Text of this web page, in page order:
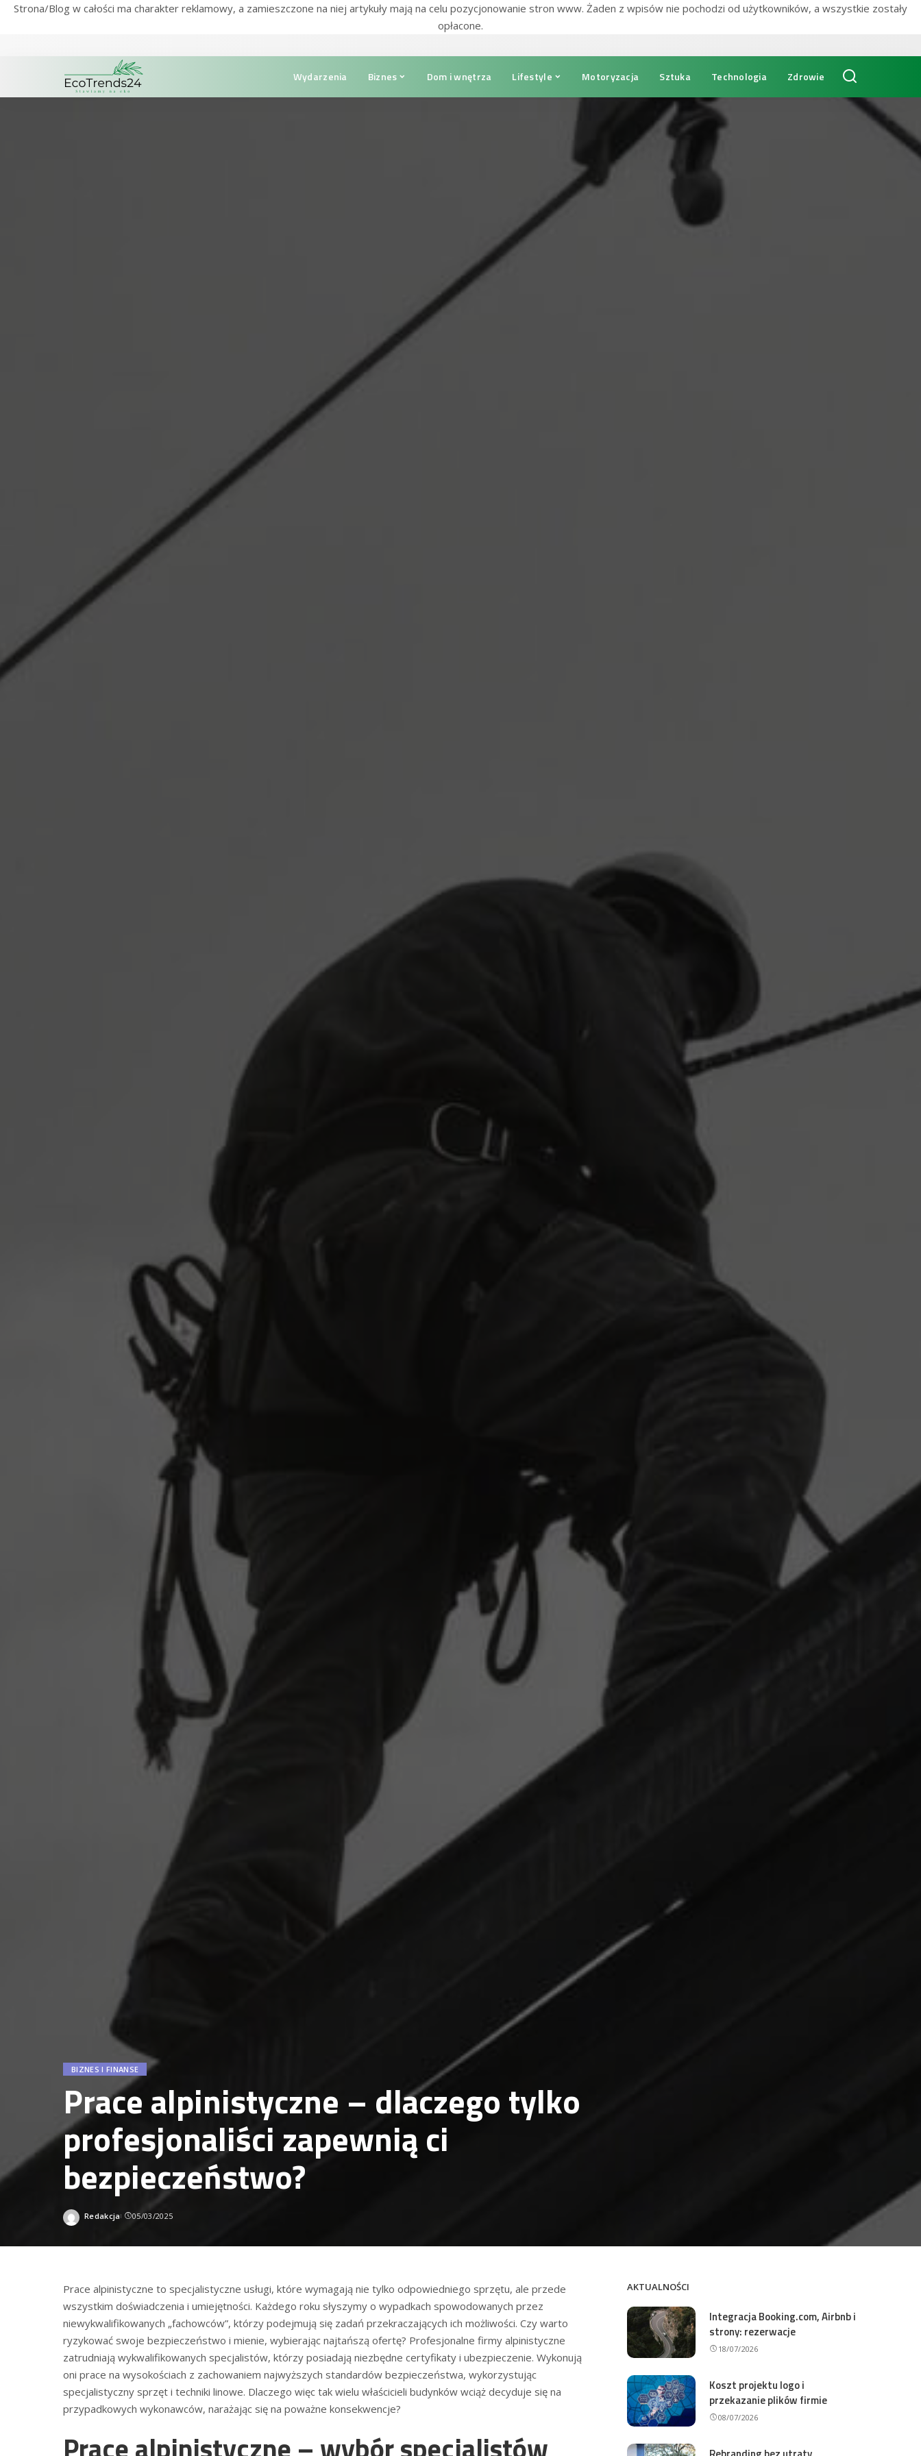
Strona/Blog w całości ma charakter reklamowy, a zamieszczone na niej artykuły mają na celu pozycjonowanie stron www. Żaden z wpisów nie pochodzi od użytkowników, a wszystkie zostały
opłacone.
Wydarzenia Biznes Dom i wnętrza Lifestyle Motoryzacja Sztuka Technologia Zdrowie
BIZNES I FINANSE
Prace alpinistyczne – dlaczego tylko
profesjonaliści zapewnią ci
bezpieczeństwo?
Wysłany
Redakcja 05/03/2025
Prace alpinistyczne to specjalistyczne usługi, które wymagają nie tylko odpowiedniego sprzętu, ale przede
wszystkim doświadczenia i umiejętności. Każdego roku słyszymy o wypadkach spowodowanych przez
niewykwalifikowanych „fachowców”, którzy podejmują się zadań przekraczających ich możliwości. Czy warto
ryzykować swoje bezpieczeństwo i mienie, wybierając najtańszą ofertę? Profesjonalne firmy alpinistyczne
zatrudniają wykwalifikowanych specjalistów, którzy posiadają niezbędne certyfikaty i ubezpieczenie. Wykonują
oni prace na wysokościach z zachowaniem najwyższych standardów bezpieczeństwa, wykorzystując
specjalistyczny sprzęt i techniki linowe. Dlaczego więc tak wielu właścicieli budynków wciąż decyduje się na
przypadkowych wykonawców, narażając się na poważne konsekwencje?
AKTUALNOŚCI
Integracja Booking.com, Airbnb i
strony: rezerwacje
18/07/2026
Koszt projektu logo i
przekazanie plików firmie
08/07/2026